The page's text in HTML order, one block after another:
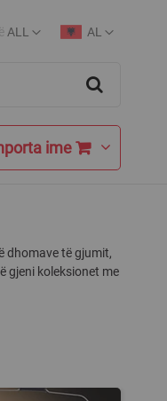
ALL
Language
AL
ime
dhomave të gjumit,
gjeni koleksionet me